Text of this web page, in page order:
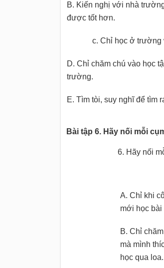
B. Kiến nghị với nhà
được tốt hơn.
c. Chỉ học ở trường
D. Chỉ chăm chú vào học
trường.
E. Tìm tòi, suy nghĩ để tìm
Bài tập 6. Hãy nối mỗi
6. Hãy nối
A. Chỉ khi
mới học bài
B. Chỉ
mà mình
học qua loa.